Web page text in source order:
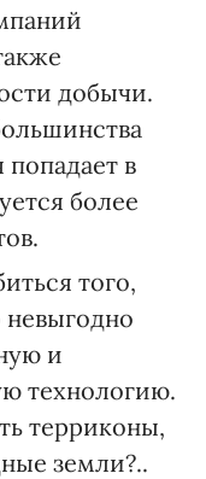
добычи.
в
более
того,
и
технологию.
терриконы,
земли?..